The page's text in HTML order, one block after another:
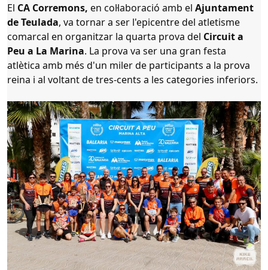
El CA Corremons, en col·laboració amb el Ajuntament
de Teulada, va tornar a ser l'epicentre del atletisme
comarcal en organitzar la quarta prova del Circuit a
Peu a La Marina. La prova va ser una gran festa
atlètica amb més d'un miler de participants a la prova
reina i al voltant de tres-cents a les categories inferiors.